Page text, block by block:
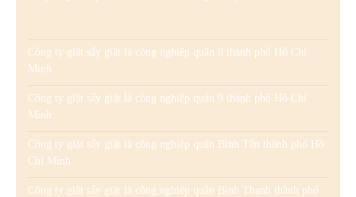
Công ty giặt sấy giặt là công nghiệp quận 8 thành phố Hồ Chí
Minh
Công ty giặt sấy giặt là công nghiệp quận 9 thành phố Hồ Chí
Minh
Công ty giặt sấy giặt là công nghiệp quận Bình Tân thành phố Hồ
Chí Minh
Công ty giặt sấy giặt là công nghiệp quận Bình Thạnh thành phố